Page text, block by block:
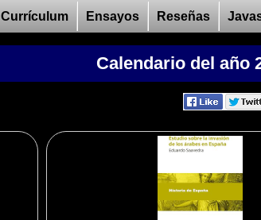
Currículum Ensayos Reseñas
Calendario del año